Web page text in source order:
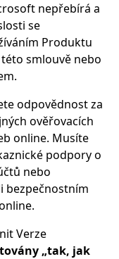
nepřebírá a
se
Produktu
smlouvě nebo
odpovědnost za
ověřovacích
online. Musíte
podpory o
nebo
bezpečnostním
Verze
„tak, jak